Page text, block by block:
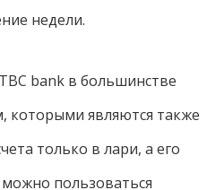
недели.
bank в большинстве
которыми являются также
только в лари, а его
пользоваться